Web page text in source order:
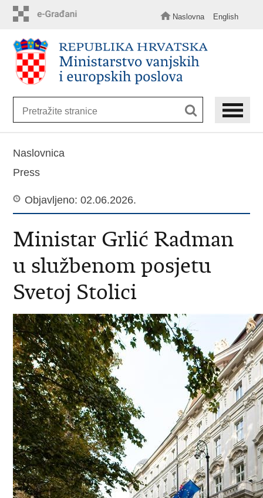
glavni
sadržaj
Naslovna English
Naslovnica
Press
Objavljeno: 02.06.2026.
Ministar Grlić Radman
u službenom posjetu
Svetoj Stolici